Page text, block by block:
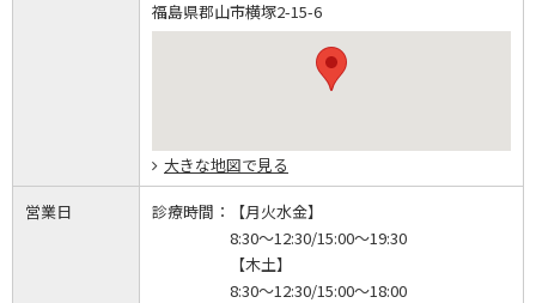
福島県郡山市横塚2-15-6
大きな地図で見る
営業日 診療時間：
【月火水金】
8:30～12:30/15:00～19:30
【木土】
8:30～12:30/15:00～18:00